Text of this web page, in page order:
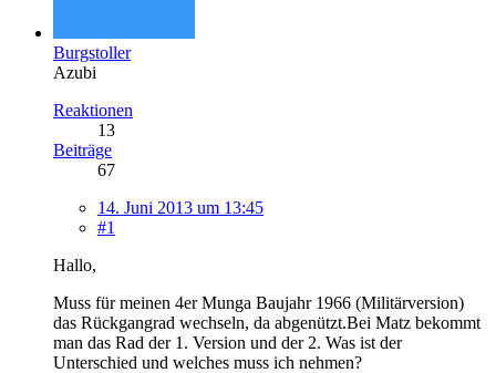
Burgstoller
Azubi
Reaktionen
13
Beiträge
67
14. Juni 2013 um 13:45
#1
Hallo,
Muss für meinen 4er Munga Baujahr 1966 (Militärversion)
das Rückgangrad wechseln, da abgenützt.Bei Matz bekommt
man das Rad der 1. Version und der 2. Was ist der
Unterschied und welches muss ich nehmen?